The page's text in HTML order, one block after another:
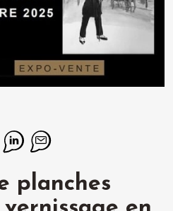
planches